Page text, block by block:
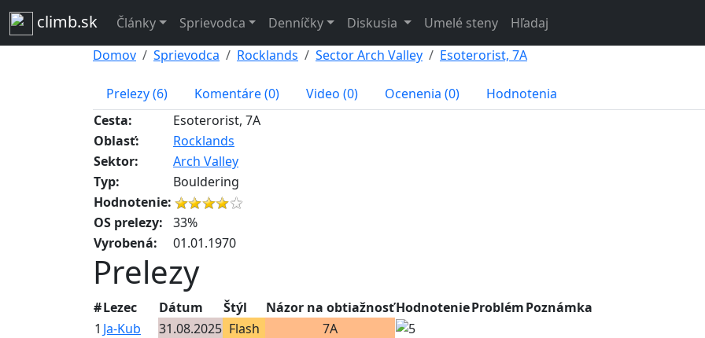
climb.sk Články Sprievodca Denníčky Diskusia Umelé steny Hľadaj
Domov
Sprievodca Rocklands Sector Arch Valley Esoterorist, 7A
Prelezy (6) Komentáre (0) Video (0) Ocenenia (0)
Hodnotenia
Cesta:
Esoterorist, 7A
Oblasť:
Rocklands
Sektor:
Arch Valley
Typ:
Bouldering
Hodnotenie:
OS prelezy:
33%
Vyrobená:
01.01.1970
Prelezy
#Lezec Dátum Štýl Názor na obtiažnosťHodnotenieProblémPoznámka
1 Ja-Kub 31.08.2025 Flash
7A